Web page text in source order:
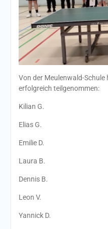
Von der Meulenwald-
erfolgreich teilgenommen:
Kilian G.
Elias G.
Emilie D.
Laura B.
Dennis B.
Leon V.
Yannick D.